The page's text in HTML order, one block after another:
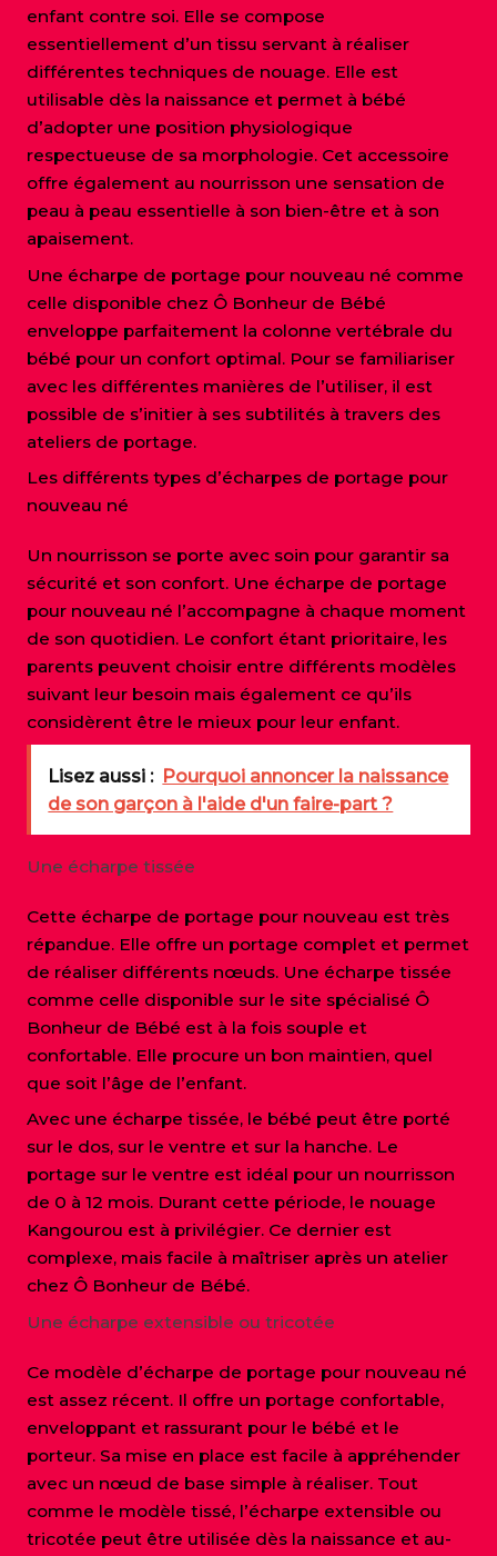
enfant contre soi. Elle se compose
essentiellement d’un tissu servant à réaliser
différentes techniques de nouage. Elle est
utilisable dès la naissance et permet à bébé
d’adopter une position physiologique
respectueuse de sa morphologie. Cet accessoire
offre également au nourrisson une sensation de
peau à peau essentielle à son bien-être et à son
apaisement.
Une écharpe de portage pour nouveau né comme
celle disponible chez Ô Bonheur de Bébé
enveloppe parfaitement la colonne vertébrale du
bébé pour un confort optimal. Pour se familiariser
avec les différentes manières de l’utiliser, il est
possible de s’initier à ses subtilités à travers des
ateliers de portage.
Les différents types d’écharpes de portage pour
nouveau né
Un nourrisson se porte avec soin pour garantir sa
sécurité et son confort. Une écharpe de portage
pour nouveau né l’accompagne à chaque moment
de son quotidien. Le confort étant prioritaire, les
parents peuvent choisir entre différents modèles
suivant leur besoin mais également ce qu’ils
considèrent être le mieux pour leur enfant.
Lisez aussi : Pourquoi annoncer la naissance
de son garçon à l'aide d'un faire-part ?
Une écharpe tissée
Cette écharpe de portage pour nouveau est très
répandue. Elle offre un portage complet et permet
de réaliser différents nœuds. Une écharpe tissée
comme celle disponible sur le site spécialisé Ô
Bonheur de Bébé est à la fois souple et
confortable. Elle procure un bon maintien, quel
que soit l’âge de l’enfant.
Avec une écharpe tissée, le bébé peut être porté
sur le dos, sur le ventre et sur la hanche. Le
portage sur le ventre est idéal pour un nourrisson
de 0 à 12 mois. Durant cette période, le nouage
Kangourou est à privilégier. Ce dernier est
complexe, mais facile à maîtriser après un atelier
chez Ô Bonheur de Bébé.
Une écharpe extensible ou tricotée
Ce modèle d’écharpe de portage pour nouveau né
est assez récent. Il offre un portage confortable,
enveloppant et rassurant pour le bébé et le
porteur. Sa mise en place est facile à appréhender
avec un nœud de base simple à réaliser. Tout
comme le modèle tissé, l’écharpe extensible ou
tricotée peut être utilisée dès la naissance et au-